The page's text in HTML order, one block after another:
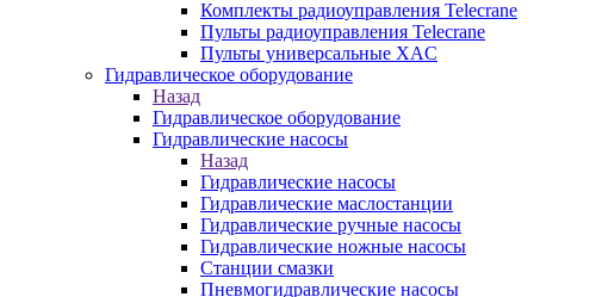
Комплекты радиоуправления Telecrane
Пульты радиоуправления Telecrane
Пульты универсальные XAC
Гидравлическое оборудование
Назад
Гидравлическое оборудование
Гидравлические насосы
Назад
Гидравлические насосы
Гидравлические маслостанции
Гидравлические ручные насосы
Гидравлические ножные насосы
Станции смазки
Пневмогидравлические насосы